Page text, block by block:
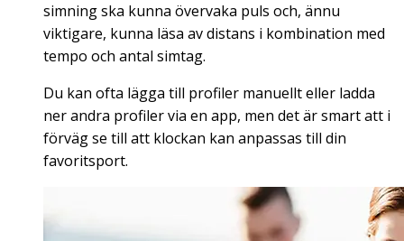
simning ska kunna övervaka puls och, ännu
viktigare, kunna läsa av distans i kombination med
tempo och antal simtag.
Du kan ofta lägga till profiler manuellt eller ladda
ner andra profiler via en app, men det är smart att i
förväg se till att klockan kan anpassas till din
favoritsport.